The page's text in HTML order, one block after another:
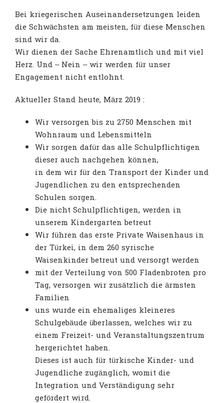
Bei kriegerischen Auseinandersetzungen leiden
die Schwächsten am meisten, für diese Menschen
sind wir da.
Wir dienen der Sache Ehrenamtlich und mit viel
Herz. Und – Nein – wir werden für unser
Engagement nicht entlohnt.
Aktueller Stand heute, März 2019 :
Wir versorgen bis zu 2750 Menschen mit
Wohnraum und Lebensmitteln
Wir sorgen dafür das alle Schulpflichtigen
dieser auch nachgehen können,
in dem wir für den Transport der Kinder und
Jugendlichen zu den entsprechenden
Schulen sorgen.
Die nicht Schulpflichtigen, werden in
unserem Kindergarten betreut
Wir führen das erste Private Waisenhaus in
der Türkei, in dem 260 syrische
Waisenkinder betreut und versorgt werden
mit der Verteilung von 500 Fladenbroten pro
Tag, versorgen wir zusätzlich die ärmsten
Familien
uns wurde ein ehemaliges kleineres
Schulgebäude überlassen, welches wir zu
einem Freizeit- und Veranstaltungszentrum
hergerichtet haben.
Dieses ist auch für türkische Kinder- und
Jugendliche zugänglich, womit die
Integration und Verständigung sehr
gefördert wird.